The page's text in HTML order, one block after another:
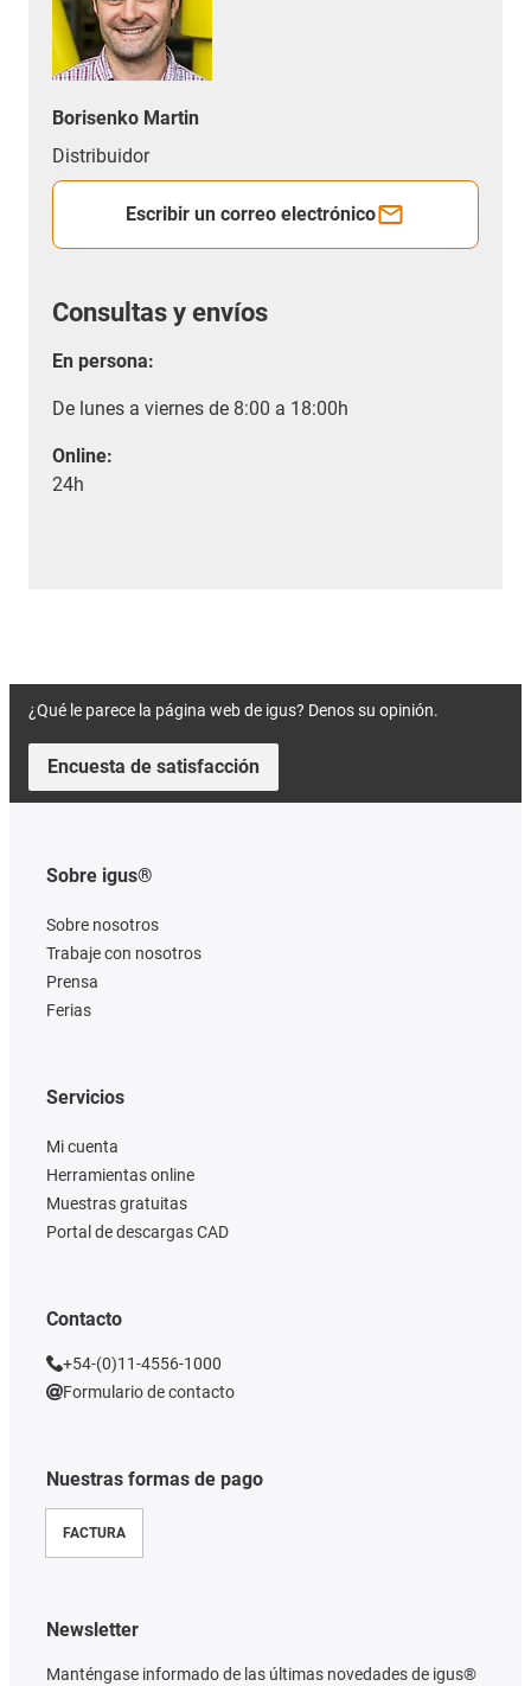
Borisenko Martin
Distribuidor
Escribir un correo electrónico
Consultas y envíos
En persona:
De lunes a viernes de 8:00 a 18:00h
Online:
24h
¿Qué le parece la página web de igus? Denos su opinión.
Encuesta de satisfacción
Sobre igus®
Sobre nosotros
Trabaje con nosotros
Prensa
Ferias
Nuestras formas de pago
FACTURA
Servicios
Mi cuenta
Herramientas online
Muestras gratuitas
Portal de descargas CAD
Contacto
+54-(0)11-4556-1000
Formulario de contacto
Newsletter
Manténgase informado de las últimas novedades de igus®